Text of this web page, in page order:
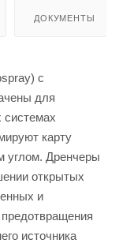
ДОКУМЕНТЫ
с
для
системах
карту
углом. Дренчеры
открытых
и
источника